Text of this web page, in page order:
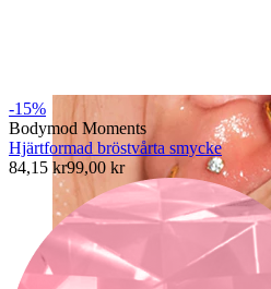
-15%
Bodymod Moments
Hjärtformad bröstvårta smycke
84,15 kr99,00 kr